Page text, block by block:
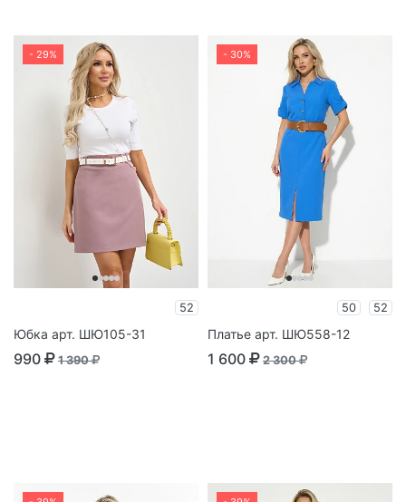
- 29%
52
Юбка арт. ШЮ105-31
990 1 390
- 30%
50 52
Платье арт. ШЮ558-12
1 600 2 300